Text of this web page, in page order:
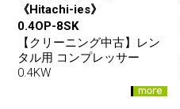
《Hitachi-ies》
0.4OP-8SK
【クリーニング中古】レン
タル用 コンプレッサー
0.4KW